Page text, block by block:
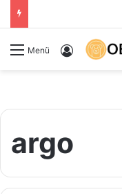
Menü Kayıt Ol
argo